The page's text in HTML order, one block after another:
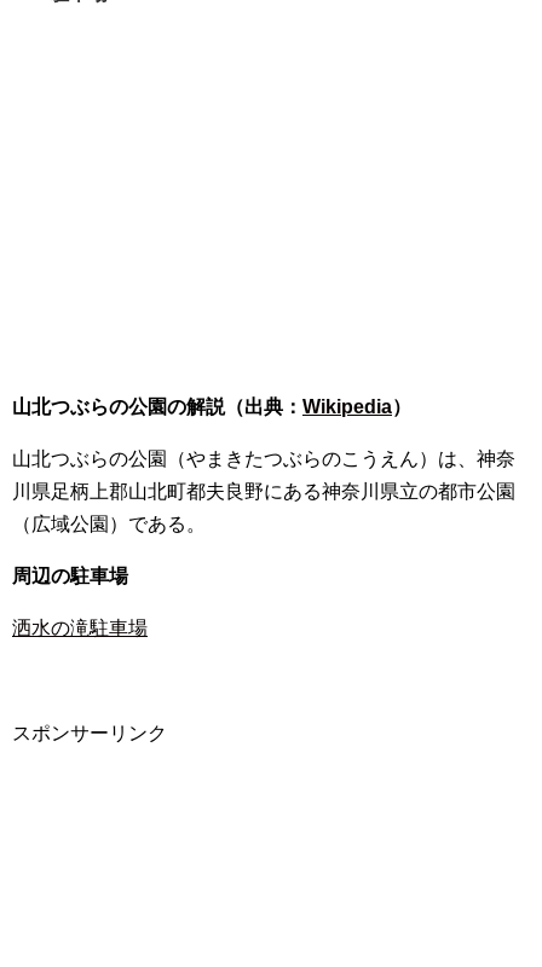
山北つぶらの公園の解説（出典： Wikipedia）
山北つぶらの公園（やまきたつぶらのこうえん）は、神奈
川県足柄上郡山北町都夫良野にある神奈川県立の都市公園
（広域公園）である。
周辺の駐車場
洒水の滝駐車場
スポンサーリンク